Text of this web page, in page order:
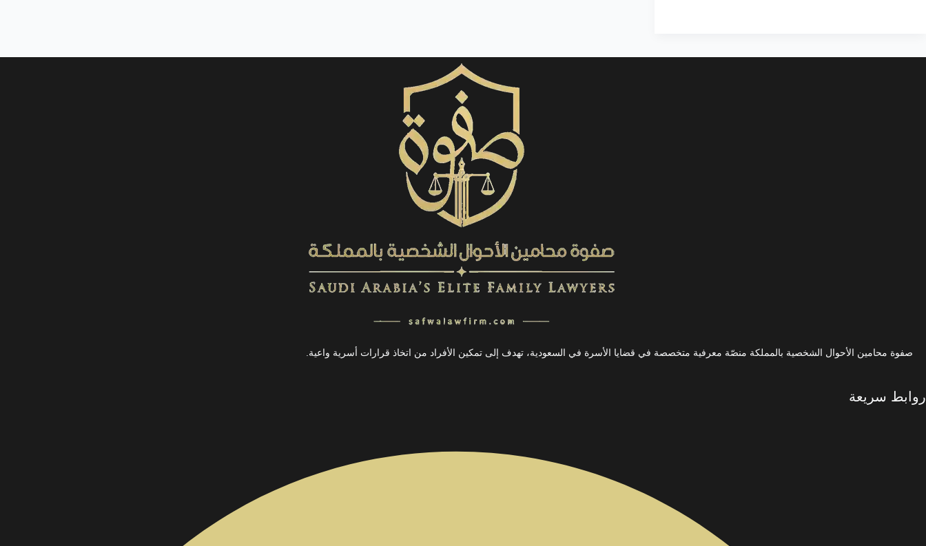
صفوة محامين الأحوال الشخصية بالمملكة منصّة معرفية متخصصة في قضايا الأسرة في السعودية، تهدف إلى تمكين الأفراد من اتخاذ قرارات أسرية واعية.
روابط سريعة